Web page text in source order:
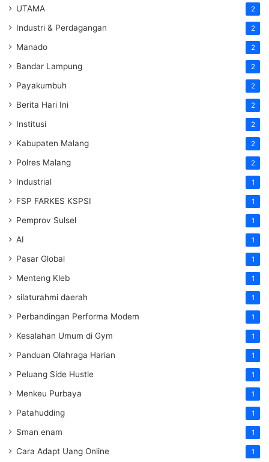
UTAMA 2
Industri & Perdagangan 2
Manado 2
Bandar Lampung 2
Payakumbuh 2
Berita Hari Ini 2
Institusi 2
Kabupaten Malang 2
Polres Malang 2
Industrial 1
FSP FARKES KSPSI 1
Pemprov Sulsel 1
AI 1
Pasar Global 1
Menteng Kleb 1
silaturahmi daerah 1
Perbandingan Performa Modem 1
Kesalahan Umum di Gym 1
Panduan Olahraga Harian 1
Peluang Side Hustle 1
Menkeu Purbaya 1
Patahudding 1
Sman enam 1
Cara Adapt Uang Online 1